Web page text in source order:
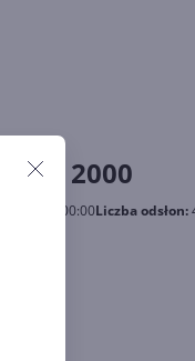
2000
00:00Liczba odsłon: